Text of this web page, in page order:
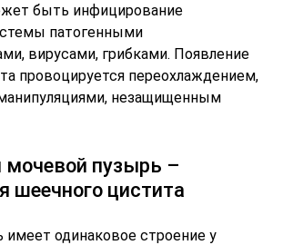
быть инфицирование
патогенными
вирусами, грибками. Появление
провоцируется переохлаждением,
незащищенным
мочевой пузырь –
шеечного цистита
одинаковое строение у